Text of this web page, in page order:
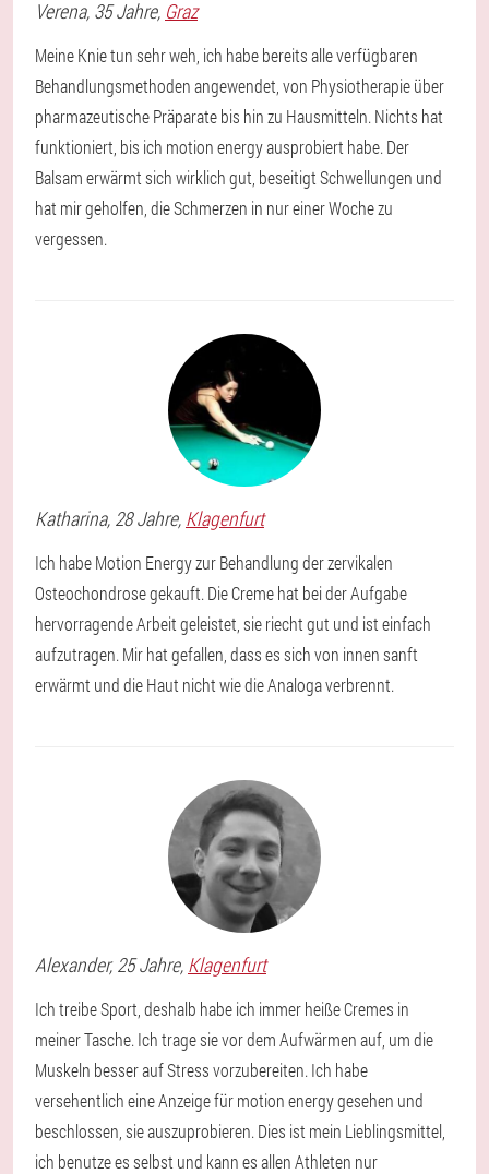
Verena, 35 Jahre, Graz
Meine Knie tun sehr weh, ich habe bereits alle verfügbaren
Behandlungsmethoden angewendet, von Physiotherapie über
pharmazeutische Präparate bis hin zu Hausmitteln. Nichts hat
funktioniert, bis ich motion energy ausprobiert habe. Der
Balsam erwärmt sich wirklich gut, beseitigt Schwellungen und
hat mir geholfen, die Schmerzen in nur einer Woche zu
vergessen.
Katharina, 28 Jahre, Klagenfurt
Ich habe Motion Energy zur Behandlung der zervikalen
Osteochondrose gekauft. Die Creme hat bei der Aufgabe
hervorragende Arbeit geleistet, sie riecht gut und ist einfach
aufzutragen. Mir hat gefallen, dass es sich von innen sanft
erwärmt und die Haut nicht wie die Analoga verbrennt.
Alexander, 25 Jahre, Klagenfurt
Ich treibe Sport, deshalb habe ich immer heiße Cremes in
meiner Tasche. Ich trage sie vor dem Aufwärmen auf, um die
Muskeln besser auf Stress vorzubereiten. Ich habe
versehentlich eine Anzeige für motion energy gesehen und
beschlossen, sie auszuprobieren. Dies ist mein Lieblingsmittel,
ich benutze es selbst und kann es allen Athleten nur